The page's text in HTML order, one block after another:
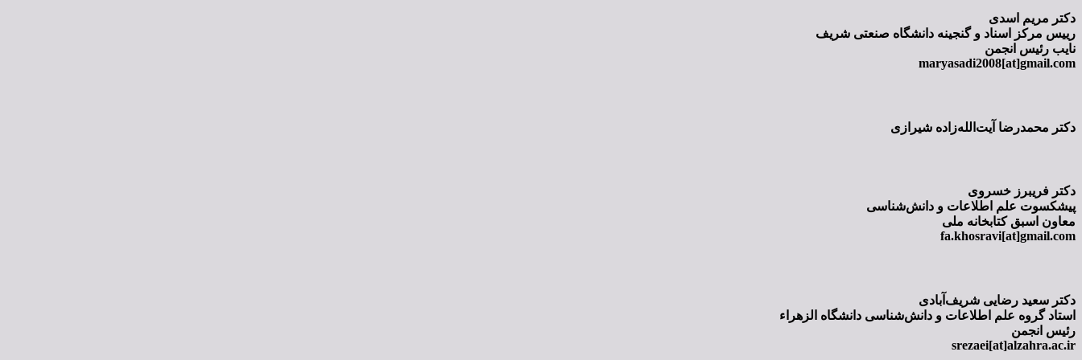
دکتر مریم اسدی
رییس مرکز اسناد و گنجینه دانشگاه صنعتی شریف
نایب رئیس انجمن
maryasadi2008[at]gmail.com
دکتر محمدرضا آیت‌الله‌زاده شیرازی
دکتر فریبرز خسروی
پیشکسوت علم اطلاعات و دانش‌شناسی
معاون اسبق کتابخانه ملی
fa.khosravi[at]gmail.com
دکتر سعید رضایی شریف‌آبادی
استاد گروه علم اطلاعات و دانش‌شناسی دانشگاه الزهراء
رئیس انجمن
srezaei[at]alzahra.ac.ir